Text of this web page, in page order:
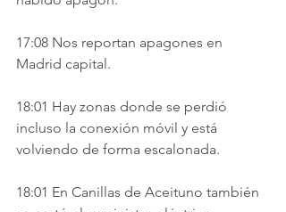
17:08 Nos reportan apagones en
Madrid capital.
18:01 Hay zonas donde se perdió
incluso la conexión móvil y está
volviendo de forma escalonada.
18:01 En Canillas de Aceituno también